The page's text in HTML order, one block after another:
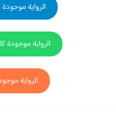
الرواية موجودة
الرواية موجودة
الرواية